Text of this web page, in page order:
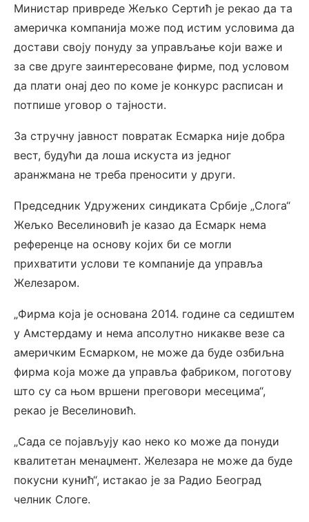
Министар привреде Жељко Сертић је рекао да та
америчка компанија може под истим условима да
достави своју понуду за управљање који важе и
за све друге заинтересоване фирме, под условом
да плати онај део по коме је конкурс расписан и
потпише уговор о тајности.
За стручну јавност повратак Есмарка није добра
вест, будући да лоша искуста из једног
аранжмана не треба преносити у други.
Председник Удружених синдиката Србије „Слога“
Жељко Веселиновић је казао да Есмарк нема
референце на основу којих би се могли
прихватити услови те компаније да управља
Железаром.
„Фирма која је основана 2014. године са седиштем
у Амстердаму и нема апсолутно никакве везе са
америчким Есмарком, не може да буде озбиљна
фирма која може да управља фабриком, поготову
што су са њом вршени преговори месецима“,
рекао је Веселиновић.
„Сада се појављују као неко ко може да понуди
квалитетан менаџмент. Железара не може да буде
покусни кунић“, истакао је за Радио Београд
челник Слоге.